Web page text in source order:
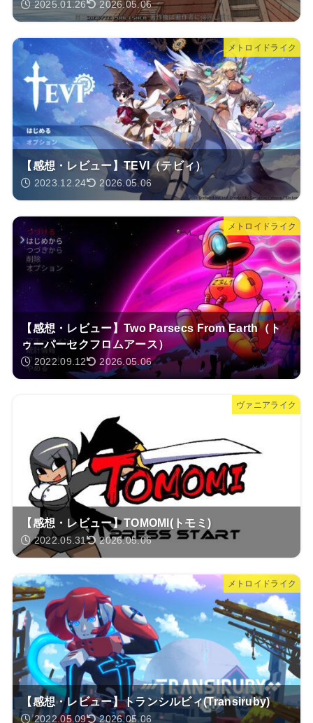
2025.01.26 2026.05.06
メトロイドライク
【感想・レビュー】TEVI（テビィ）
2023.12.24 2026.05.06
メトロイドライク
【感想・レビュー】Two Parsecs From Earth（ト
ゥーパーセクフロムアース）
2022.09.12 2026.05.06
ヴァニアライク
【感想・レビュー】TOMOMI(トモミ)
2022.05.31 2026.05.06
メトロイドライク
【感想・レビュー】トランシルビィ(Transiruby)
2022.05.09 2026.05.06